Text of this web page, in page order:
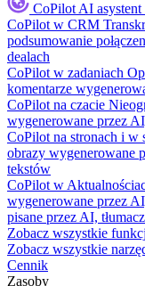
CoPilot AI
CoPilot w CRM
podsumowanie
dealach
CoPilot w zadaniach
komentarze
CoPilot na czacie
wygenerowane przez
CoPilot na stronach i w
obrazy wygenerowane
tekstów
CoPilot w
wygenerowane przez
pisane przez AI,
Zobacz wszystkie
Zobacz wszystkie
Cennik
Zasoby